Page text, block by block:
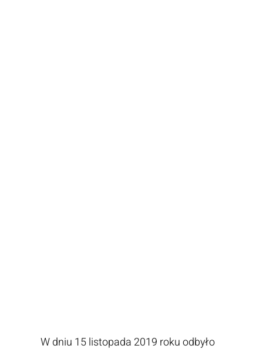
W dniu 15 listopada 2019 roku odbyło